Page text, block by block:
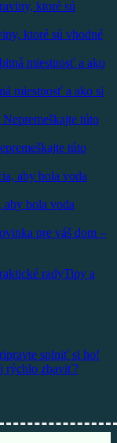
ktoré sú vhodné
miestnosť a ako si
túto
bola voda
pre váš dom –
radyTipy a
splniť si ho!
rýchlo zbaviť?